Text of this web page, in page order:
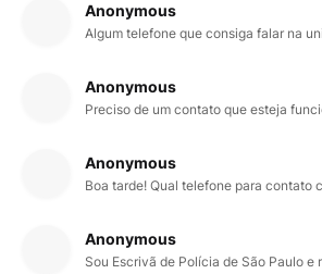
Anonymous
Algum telefone que consiga falar na
Anonymous
Preciso de um contato que esteja
Anonymous
Boa tarde! Qual telefone para contato
Anonymous
Sou Escrivã de Polícia de São Paulo e